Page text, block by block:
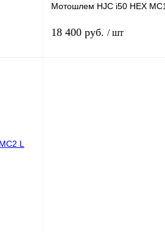
Мотошлем HJC i50 HEX
18 400 руб. / шт